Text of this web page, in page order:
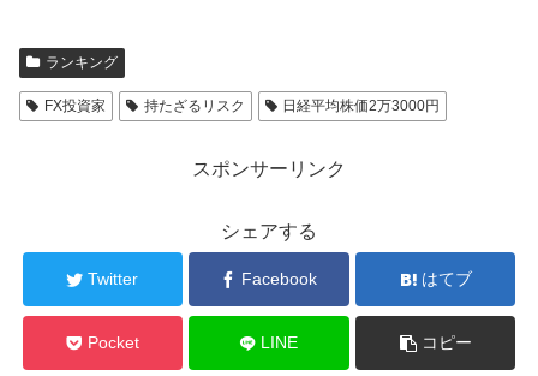
ランキング
FX投資家 持たざるリスク 日経平均株価2万3000円
スポンサーリンク
シェアする
Twitter Facebook はてブ
Pocket LINE コピー